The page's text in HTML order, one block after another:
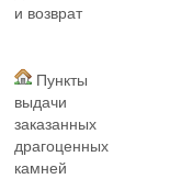
и возврат
Пункты
выдачи
заказанных
драгоценных
камней